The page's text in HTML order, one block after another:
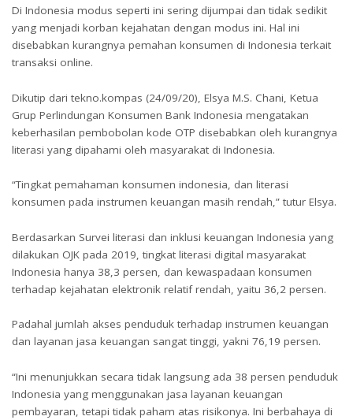
Di Indonesia modus seperti ini sering dijumpai dan tidak sedikit
yang menjadi korban kejahatan dengan modus ini. Hal ini
disebabkan kurangnya pemahan konsumen di Indonesia terkait
transaksi online.
Dikutip dari tekno.kompas (24/09/20), Elsya M.S. Chani, Ketua
Grup Perlindungan Konsumen Bank Indonesia mengatakan
keberhasilan pembobolan kode OTP disebabkan oleh kurangnya
literasi yang dipahami oleh masyarakat di Indonesia.
“Tingkat pemahaman konsumen indonesia, dan literasi
konsumen pada instrumen keuangan masih rendah,” tutur Elsya.
Berdasarkan Survei literasi dan inklusi keuangan Indonesia yang
dilakukan OJK pada 2019, tingkat literasi digital masyarakat
Indonesia hanya 38,3 persen, dan kewaspadaan konsumen
terhadap kejahatan elektronik relatif rendah, yaitu 36,2 persen.
Padahal jumlah akses penduduk terhadap instrumen keuangan
dan layanan jasa keuangan sangat tinggi, yakni 76,19 persen.
“Ini menunjukkan secara tidak langsung ada 38 persen penduduk
Indonesia yang menggunakan jasa layanan keuangan
pembayaran, tetapi tidak paham atas risikonya. Ini berbahaya di